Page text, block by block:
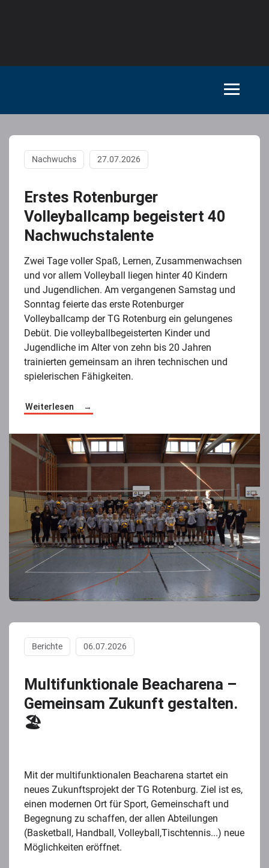
Erstes Rotenburger
Volleyballcamp begeistert 40
Nachwuchstalente
Nachwuchs 27.07.2026
Zwei Tage voller Spaß, Lernen, Zusammenwachsen
und vor allem Volleyball liegen hinter 40 Kindern
und Jugendlichen. Am vergangenen Samstag und
Sonntag feierte das erste Rotenburger
Volleyballcamp der TG Rotenburg ein gelungenes
Debüt. Die volleyballbegeisterten Kinder und
Jugendliche im Alter von zehn bis 20 Jahren
trainierten gemeinsam an ihren technischen und
spielerischen Fähigkeiten.
Weiterlesen
Multifunktionale Beacharena –
Gemeinsam Zukunft gestalten.
🏖️
Berichte 06.07.2026
Mit der multifunktionalen Beacharena startet ein
neues Zukunftsprojekt der TG Rotenburg. Ziel ist es,
einen modernen Ort für Sport, Gemeinschaft und
Begegnung zu schaffen, der allen Abteilungen
(Basketball, Handball, Volleyball,Tischtennis...) neue
Möglichkeiten eröffnet.